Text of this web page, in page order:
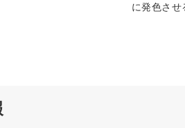
に発色させ